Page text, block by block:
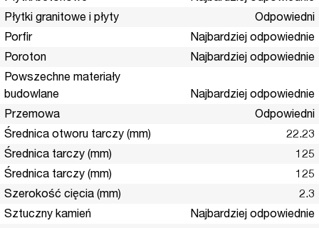
Płytki granitowe i płyty
Odpowiedni
Porfir
Najbardziej odpowiednie
Poroton
Najbardziej odpowiednie
Powszechne materiały
budowlane
Najbardziej odpowiednie
Przemowa
Odpowiedni
Średnica otworu tarczy (mm)
22.23
Średnica tarczy (mm)
125
Średnica tarczy (mm)
125
Szerokość cięcia (mm)
2.3
Sztuczny kamień
Najbardziej odpowiednie